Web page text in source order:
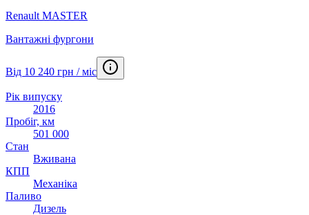
Renault MASTER
Вантажні фургони
Від 10 240 грн / міс
Рік випуску
2016
Пробіг, км
501 000
Стан
Вживана
КПП
Механіка
Паливо
Дизель